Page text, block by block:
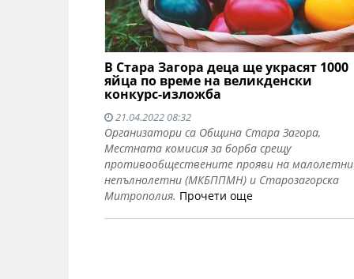
В Стара Загора деца ще украсят 1000
яйца по време на великденски
конкурс-изложба
21.04.2022 08:32
Организатори са Община Стара Загора,
Местната комисия за борба срещу
противообществените прояви на
непълнолетни (МКБППМН) и Старозагорска
Митрополия. Прочети още